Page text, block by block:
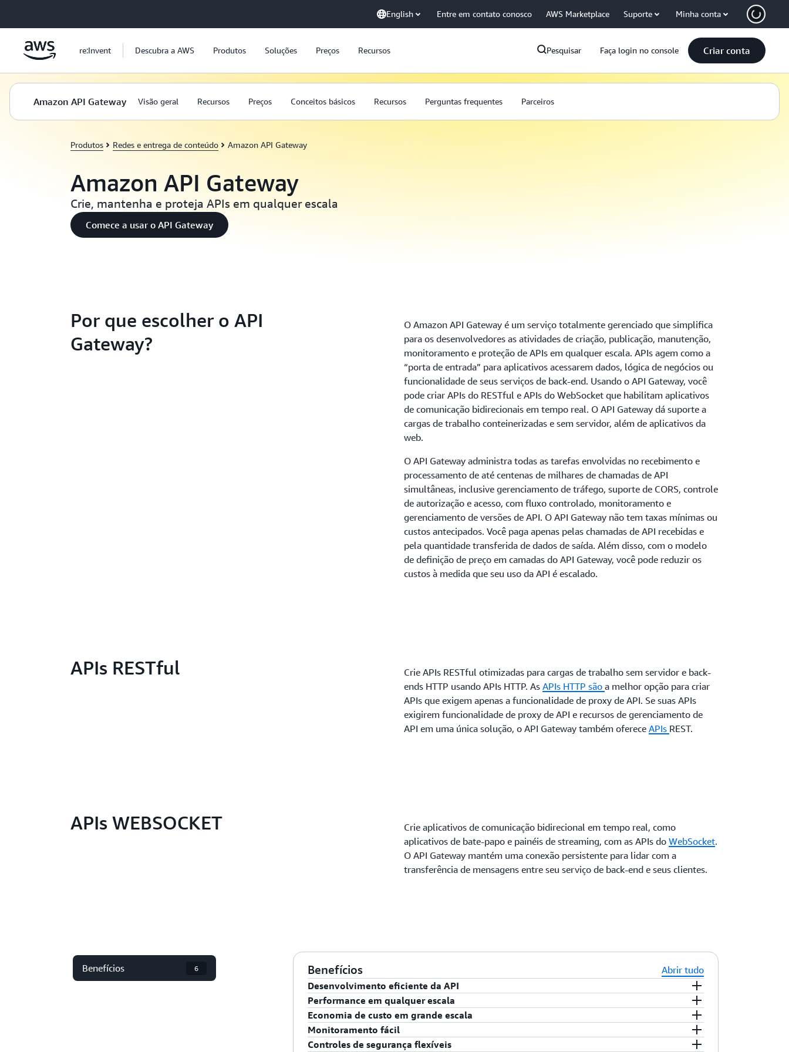
English Entre em contato conosco AWS Marketplace Suporte Minha conta
re:Invent Descubra a AWS Produtos Soluções Preços Recursos Pesquisar Faça login no console Criar conta
Amazon API Gateway Visão geral Recursos Preços Conceitos básicos Recursos Perguntas frequentes Parceiros
Produtos Redes e entrega de conteúdo Amazon API Gateway
Amazon API Gateway
Crie, mantenha e proteja APIs em qualquer escala
Comece a usar o API Gateway
Por que escolher o API
Gateway?
O Amazon API Gateway é um serviço totalmente gerenciado que simplifica
para os desenvolvedores as atividades de criação, publicação, manutenção,
monitoramento e proteção de APIs em qualquer escala. APIs agem como a
“porta de entrada” para aplicativos acessarem dados, lógica de negócios ou
funcionalidade de seus serviços de back-end. Usando o API Gateway, você
pode criar APIs do RESTful e APIs do WebSocket que habilitam aplicativos
de comunicação bidirecionais em tempo real. O API Gateway dá suporte a
cargas de trabalho conteinerizadas e sem servidor, além de aplicativos da
web.
O API Gateway administra todas as tarefas envolvidas no recebimento e
processamento de até centenas de milhares de chamadas de API
simultâneas, inclusive gerenciamento de tráfego, suporte de CORS, controle
de autorização e acesso, com fluxo controlado, monitoramento e
gerenciamento de versões de API. O API Gateway não tem taxas mínimas ou
custos antecipados. Você paga apenas pelas chamadas de API recebidas e
pela quantidade transferida de dados de saída. Além disso, com o modelo
de definição de preço em camadas do API Gateway, você pode reduzir os
custos à medida que seu uso da API é escalado.
APIs RESTful
Crie APIs RESTful otimizadas para cargas de trabalho sem servidor e back-
ends HTTP usando APIs HTTP. As APIs HTTP são a melhor opção para criar
APIs que exigem apenas a funcionalidade de proxy de API. Se suas APIs
exigirem funcionalidade de proxy de API e recursos de gerenciamento de
API em uma única solução, o API Gateway também oferece APIs REST.
APIs WEBSOCKET
Crie aplicativos de comunicação bidirecional em tempo real, como
aplicativos de bate-papo e painéis de streaming, com as APIs do WebSocket.
O API Gateway mantém uma conexão persistente para lidar com a
transferência de mensagens entre seu serviço de back-end e seus clientes.
Benefícios 6 Benefícios
Abrir tudo
Desenvolvimento eficiente da API
Execute várias versões da mesma API simultaneamente com o API Gateway, que permite iterar,
testar e lançar rapidamente novas versões. Você paga pelas chamadas feitas para suas APIs e
pelos dados de saída transferidos. Não há taxas mínimas nem compromissos antecipados.
Performance em qualquer escala
Forneça aos usuários finais a latência mais baixa possível para solicitações e respostas de API
aproveitando nossa rede global de pontos de presença com o Amazon CloudFront. Limite o
Economia de custo em grande escala
O API Gateway fornece um modelo de definição de preço em camadas para solicitações de API.
Monitoramento fácil
Controles de segurança flexíveis